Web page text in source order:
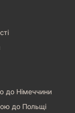
до Німеччини
до Польщі